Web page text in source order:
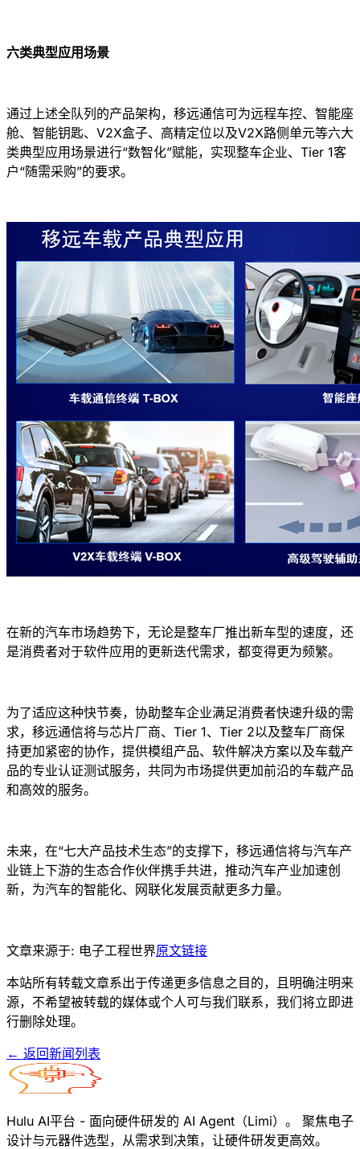
六类典型应用场景
通过上述全队列的产品架构，移远通信可为远程车控、智能座
舱、智能钥匙、V2X盒子、高精定位以及V2X路侧单元等六大
类典型应用场景进行“数智化”赋能，实现整车企业、Tier 1客
户“随需采购”的要求。
在新的汽车市场趋势下，无论是整车厂推出新车型的速度，还
是消费者对于软件应用的更新迭代需求，都变得更为频繁。
为了适应这种快节奏，协助整车企业满足消费者快速升级的需
求，移远通信将与芯片厂商、Tier 1、Tier 2以及整车厂商保
持更加紧密的协作，提供模组产品、软件解决方案以及车载产
品的专业认证测试服务，共同为市场提供更加前沿的车载产品
和高效的服务。
未来，在“七大产品技术生态”的支撑下，移远通信将与汽车产
业链上下游的生态合作伙伴携手共进，推动汽车产业加速创
新，为汽车的智能化、网联化发展贡献更多力量。
文章来源于: 电子工程世界原文链接
本站所有转载文章系出于传递更多信息之目的，且明确注明来
源，不希望被转载的媒体或个人可与我们联系，我们将立即进
行删除处理。
← 返回新闻列表
Hulu AI平台 - 面向硬件研发的 AI Agent（Limi）。 聚焦电子
设计与元器件选型，从需求到决策，让硬件研发更高效。